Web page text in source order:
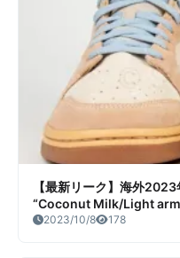
【最新リーク】海外
“Coconut Milk/Light
ー） リーク情報まとめ
2023/10/8 178